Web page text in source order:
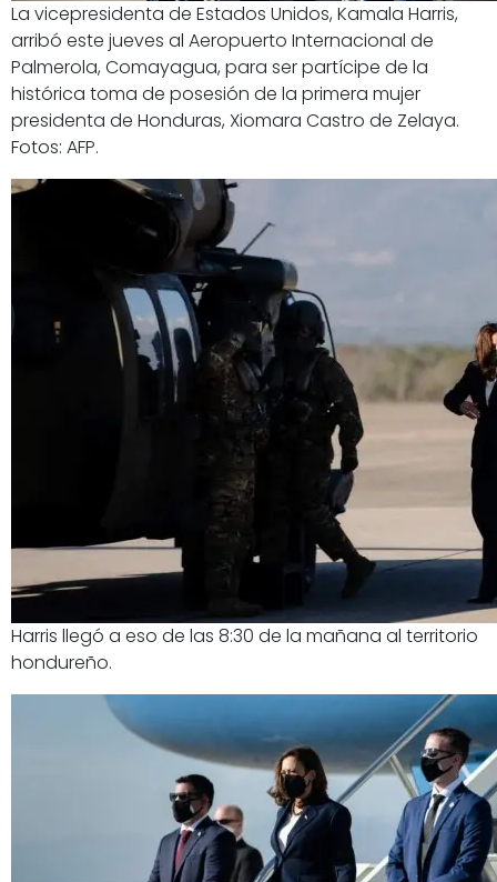
La vicepresidenta de Estados Unidos, Kamala Harris,
arribó este jueves al Aeropuerto Internacional de
Palmerola, Comayagua, para ser partícipe de la
histórica toma de posesión de la primera mujer
presidenta de Honduras, Xiomara Castro de Zelaya.
Fotos: AFP.
Harris llegó a eso de las 8:30 de la mañana al territorio
hondureño.